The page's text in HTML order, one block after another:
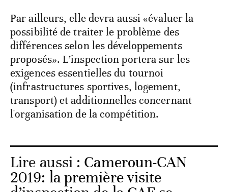
Par ailleurs, elle devra aussi «évaluer la
possibilité de traiter le problème des
différences selon les développements
proposés». L’inspection portera sur les
exigences essentielles du tournoi
(infrastructures sportives, logement,
transport) et additionnelles concernant
l'organisation de la compétition.
Lire aussi : Cameroun-CAN
2019: la première visite